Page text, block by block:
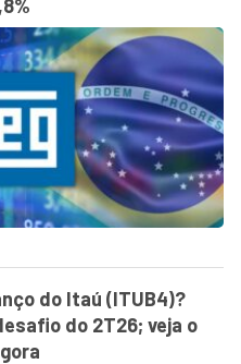
do Itaú (ITUB4)?
do 2T26; veja o